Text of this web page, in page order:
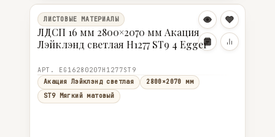
ЛИСТОВЫЕ МАТЕРИАЛЫ
ЛДСП 16 мм 2800×2070 мм Акация
Лэйклэнд светлая H1277 ST9 4 Egger
АРТ. EG16280207H1277ST9
Акация Лэйклэнд светлая
2800×2070 мм
ST9 Мягкий матовый